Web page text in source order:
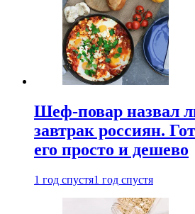
Шеф-повар назвал
завтрак россиян.
его просто и дешево
1 год спустя1 год спустя